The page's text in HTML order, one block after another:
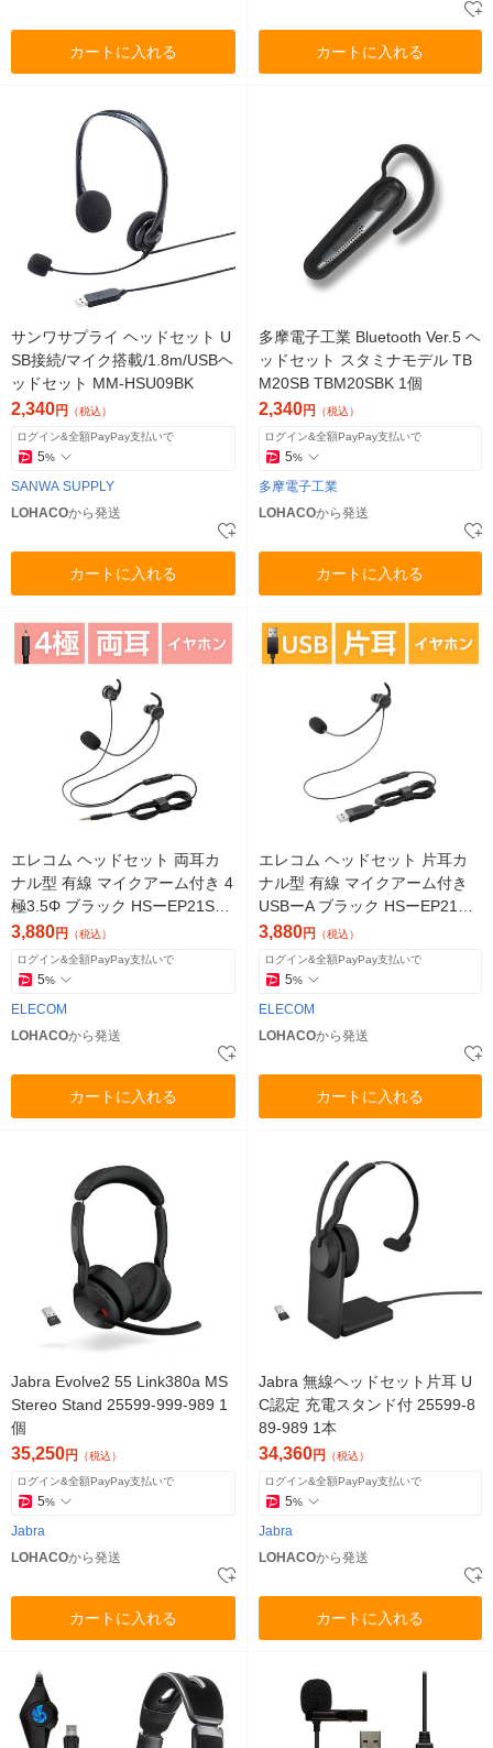
カートに入れる カートに入れる
サンワサプライ ヘッドセット U
SB接続/マイク搭載/1.8m/USBヘ
ッドセット MM-HSU09BK
2,340円 （税込）
ログイン&全額PayPay支払いで
5%
SANWA SUPPLY
LOHACOから発送
カートに入れる
多摩電子工業 Bluetooth Ver.5 ヘ
ッドセット スタミナモデル TB
M20SB TBM20SBK 1個
2,340円 （税込）
ログイン&全額PayPay支払いで
5%
多摩電子工業
LOHACOから発送
カートに入れる
エレコム ヘッドセット 両耳カ
ナル型 有線 マイクアーム付き 4
極3.5Φ ブラック HSーEP21STB
K 1個
3,880円 （税込）
ログイン&全額PayPay支払いで
5%
ELECOM
LOHACOから発送
カートに入れる
エレコム ヘッドセット 片耳カ
ナル型 有線 マイクアーム付き
USBーA ブラック HSーEP21MU
BK 1個
3,880円 （税込）
ログイン&全額PayPay支払いで
5%
ELECOM
LOHACOから発送
カートに入れる
Jabra Evolve2 55 Link380a MS
Stereo Stand 25599-999-989 1
個
35,250円 （税込）
ログイン&全額PayPay支払いで
5%
Jabra
LOHACOから発送
カートに入れる
Jabra 無線ヘッドセット片耳 U
C認定 充電スタンド付 25599-8
89-989 1本
34,360円 （税込）
ログイン&全額PayPay支払いで
5%
Jabra
LOHACOから発送
カートに入れる